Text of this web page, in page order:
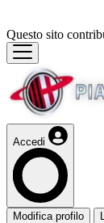
Questo sito
Accedi
Modifica profilo